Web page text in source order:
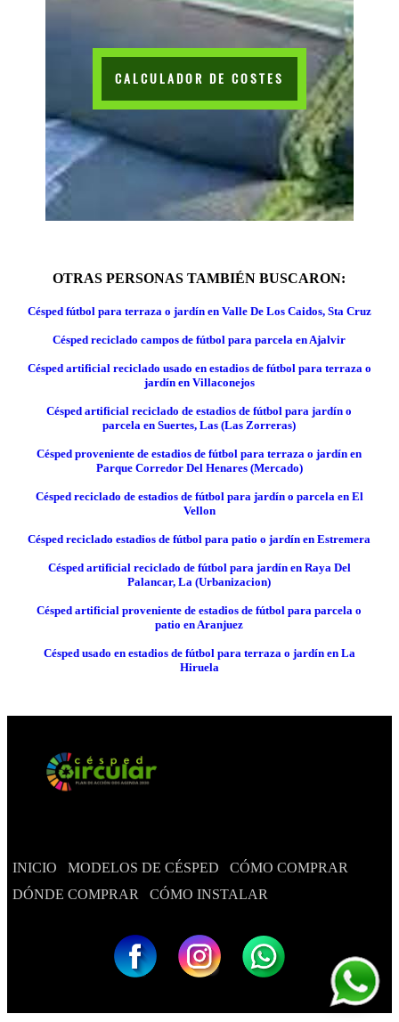
CALCULADOR DE COSTES
OTRAS PERSONAS TAMBIÉN BUSCARON:
Césped fútbol para terraza o jardín en Valle De Los Caidos, Sta Cruz
Césped reciclado campos de fútbol para parcela en Ajalvir
Césped artificial reciclado usado en estadios de fútbol para terraza o
jardín en Villaconejos
Césped artificial reciclado de estadios de fútbol para jardín o
parcela en Suertes, Las (Las Zorreras)
Césped proveniente de estadios de fútbol para terraza o jardín en
Parque Corredor Del Henares (Mercado)
Césped reciclado de estadios de fútbol para jardín o parcela en El
Vellon
Césped reciclado estadios de fútbol para patio o jardín en Estremera
Césped artificial reciclado de fútbol para jardín en Raya Del
Palancar, La (Urbanizacion)
Césped artificial proveniente de estadios de fútbol para parcela o
patio en Aranjuez
Césped usado en estadios de fútbol para terraza o jardín en La
Hiruela
INICIO MODELOS DE CÉSPED
CÓMO COMPRAR
DÓNDE COMPRAR
CÓMO INSTALAR